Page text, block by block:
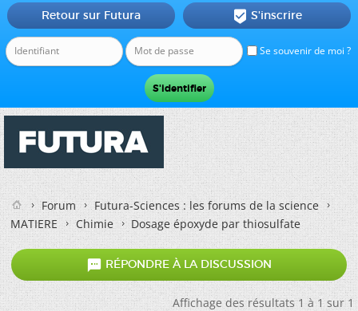
Se souvenir de moi ?
Retour sur Futura  S'inscrire
Forum
Futura-Sciences : les forums de la science
MATIERE
Chimie Dosage époxyde par thiosulfate
 RÉPONDRE À LA DISCUSSION
Affichage des résultats 1 à 1 sur 1